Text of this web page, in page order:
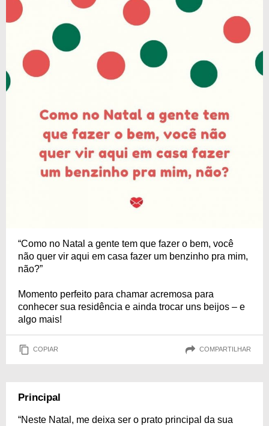
“Como no Natal a gente tem que fazer o bem, você
não quer vir aqui em casa fazer um benzinho pra mim,
não?”
Momento perfeito para chamar acremosa para
conhecer sua residência e ainda trocar uns beijos – e
algo mais!
COPIAR COMPARTILHAR
Principal
“Neste Natal, me deixa ser o prato principal da sua